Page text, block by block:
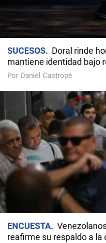
SUCESOS
Doral rinde
mantiene identidad bajo
Por Daniel Castropé
ENCUESTA
reafirme su respaldo a